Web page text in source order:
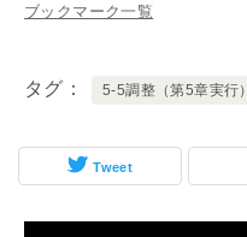
ブックマーク一覧
タグ 5-5調整（第5章実行）
Tweet